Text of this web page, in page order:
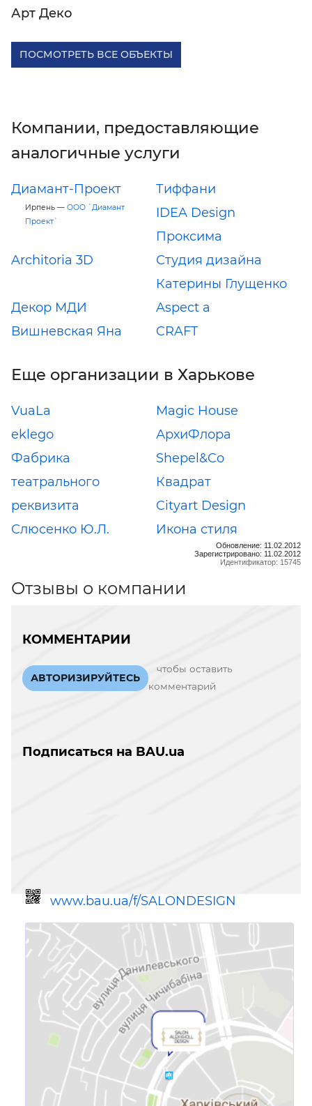
Арт Деко
ПОСМОТРЕТЬ ВСЕ ОБЪЕКТЫ
Компании, предоставляющие
аналогичные услуги
Диамант-Проект
Ирпень — ООО `Диамант
Проект`
Тиффани
IDEA Design
Проксима
Architoria 3D
Студия дизайна
Катерины Глущенко
Декор МДИ
Aspect a
Вишневская Яна
CRAFT
Еще организации в Харькове
VuaLa
Magic House
eklego
АрхиФлора
Фабрика
театрального
реквизита
Shepel&Co
Квадрат
Cityart Design
Слюсенко Ю.Л.
Икона стиля
Обновление: 11.02.2012
Зарегистрировано: 11.02.2012
Идентификатор: 15745
Отзывы о компании
КОММЕНТАРИИ
АВТОРИЗИРУЙТЕСЬ
чтобы оставить
комментарий
Подписаться на BAU.ua
www.bau.ua/f/SALONDESIGN
Ссылка для мобильных устройств